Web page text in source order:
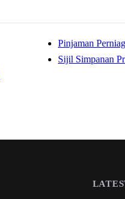
Pinjaman
Sijil Simpanan